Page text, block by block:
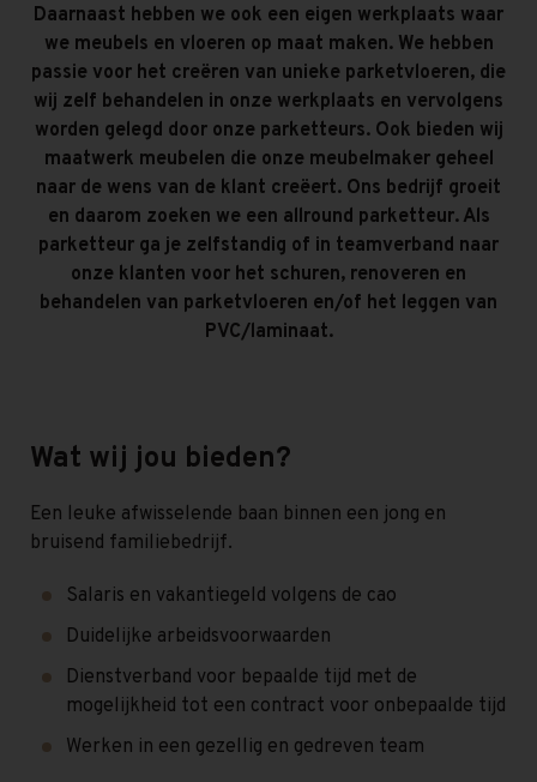
Daarnaast hebben we ook een eigen werkplaats waar
we meubels en vloeren op maat maken. We hebben
passie voor het creëren van unieke parketvloeren, die
wij zelf behandelen in onze werkplaats en vervolgens
worden gelegd door onze parketteurs. Ook bieden wij
maatwerk meubelen die onze meubelmaker geheel
naar de wens van de klant creëert. Ons bedrijf groeit
en daarom zoeken we een allround parketteur. Als
parketteur ga je zelfstandig of in teamverband naar
onze klanten voor het schuren, renoveren en
behandelen van parketvloeren en/of het leggen van
PVC/laminaat.
Wat wij jou bieden?
Een leuke afwisselende baan binnen een jong en
bruisend familiebedrijf.
Salaris en vakantiegeld volgens de cao
Duidelijke arbeidsvoorwaarden
Dienstverband voor bepaalde tijd met de
mogelijkheid tot een contract voor onbepaalde tijd
Werken in een gezellig en gedreven team